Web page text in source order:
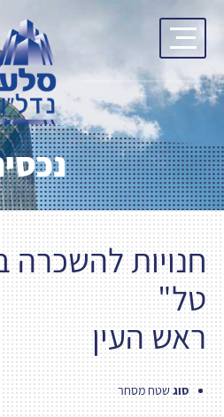
מֻפְעֶלֶת
מַעֲרֶכֶת
"המרכז
הישראלי
לְהַנְגָּשָׁת
אָתָרִים".
הָאֲתָר.
לִפְתִיחַת
תַּפְרִיט
הֵנְּגִישׁוּת
לְחַץ
ALT+0
חנויות
טל"
ראש העין
סוגשטח מסחר